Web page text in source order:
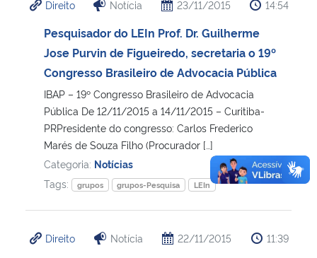
Direito Notícia 23/11/2015 14:54
Pesquisador do LEIn Prof. Dr. Guilherme
Jose Purvin de Figueiredo, secretaria o 19º
Congresso Brasileiro de Advocacia Pública
IBAP – 19º Congresso Brasileiro de Advocacia
Pública De 12/11/2015 a 14/11/2015 – Curitiba-
PRPresidente do congresso: Carlos Frederico
Marés de Souza Filho (Procurador […]
Categoria: Notícias
Tags:
grupos grupos-Pesquisa LEIn
Direito Notícia 22/11/2015 11:39